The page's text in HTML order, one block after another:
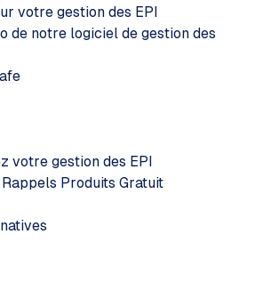
votre gestion des EPI
de notre logiciel de gestion des
votre gestion des EPI
Produits Gratuit